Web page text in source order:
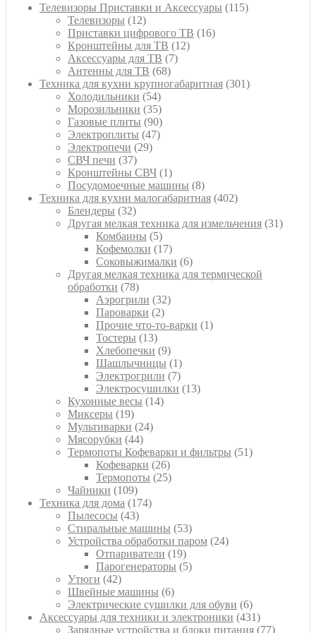
Телевизоры Приставки и Аксессуары 115115
Телевизоры 1212
товаров
Приставки цифрового ТВ 1616
Кронштейны для ТВ 1212
Аксессуары для ТВ 77
Антенны для ТВ 6868
товаров
Техника для кухни крупногабаритная 301301
Холодильники 5454
товара
Морозильники 3535
товаров
Газовые плиты 9090
товаров
Электроплиты 4747
Электропечи 2929
СВЧ печи 3737
товаров
Кронштейны СВЧ 11
товар
Посудомоечные машины 88
товаров
Техника для кухни малогабаритная 402402
Блендеры 3232
товара
Другая мелкая техника для измельчения 3131
Комбаины 55
товаров
Кофемолки 1717
товаров
Соковыжималки 66
товаров
Другая мелкая техника для термической
обработки
7878
товаров
Аэрогрили 3232
Пароварки 22
товара
Прочие что-то-варки 11
Тостеры 1313
товаров
Хлебопечки 99
товаров
Шашлычницы 11
товар
Электрогрили 77
товаров
Электросушилки 1313
Кухонные весы 1414
Миксеры 1919
товаров
Мультиварки 2424
Мясорубки 4444
товара
Термопоты Кофеварки и фильтры 5151
Кофеварки 2626
товаров
Термопоты 2525
Чайники 109109
товаров
Техника для дома 174174
Пылесосы 4343
товара
Стиральные машины 5353
товара
Устройства обработки паром 2424
Отпариватели 1919
товаров
Парогенераторы 55
Утюги 4242
товара
Швейные машины 66
товаров
Электрические сушилки для обуви 66
товаров
Аксессуары для техники и электроники 431431
товар
Зарядные устройства и блоки питания 7777